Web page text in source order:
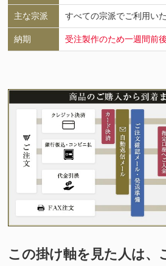
主な宗派 すべての宗派でご利用い
納期 受注製作のため一週間前
この掛け軸を見た人は、